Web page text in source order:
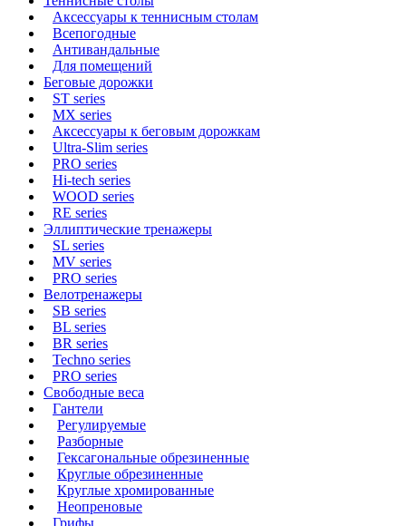
Аксессуары к теннисным столам
Всепогодные
Антивандальные
Для помещений
Беговые дорожки
ST series
MX series
Аксессуары к беговым дорожкам
Ultra-Slim series
PRO series
Hi-tech series
WOOD series
RE series
Эллиптические тренажеры
SL series
MV series
PRO series
Велотренажеры
SB series
BL series
BR series
Techno series
PRO series
Свободные веса
Гантели
Регулируемые
Разборные
Гексагональные обрезиненные
Круглые обрезиненные
Круглые хромированные
Неопреновые
Грифы